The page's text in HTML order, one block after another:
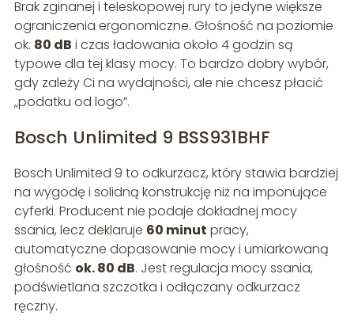
Brak zginanej i teleskopowej rury to jedyne większe
ograniczenia ergonomiczne. Głośność na poziomie
ok. 80 dB i czas ładowania około 4 godzin są
typowe dla tej klasy mocy. To bardzo dobry wybór,
gdy zależy Ci na wydajności, ale nie chcesz płacić
„podatku od logo”.
Bosch Unlimited 9 BSS931BHF
Bosch Unlimited 9 to odkurzacz, który stawia bardziej
na wygodę i solidną konstrukcję niż na imponujące
cyferki. Producent nie podaje dokładnej mocy
ssania, lecz deklaruje 60 minut pracy,
automatyczne dopasowanie mocy i umiarkowaną
głośność ok. 80 dB. Jest regulacja mocy ssania,
podświetlana szczotka i odłączany odkurzacz
ręczny.